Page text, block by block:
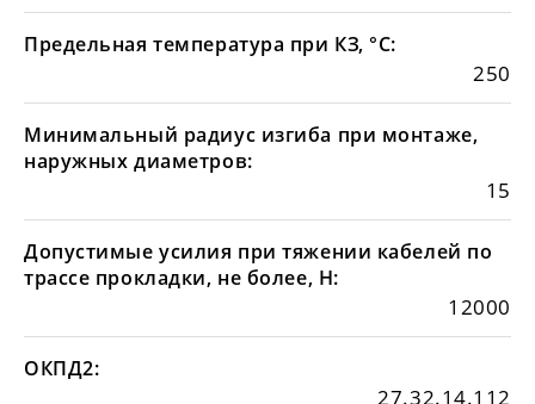
Предельная температура при КЗ, °С:
250
Минимальный радиус изгиба при монтаже,
наружных диаметров:
15
Допустимые усилия при тяжении кабелей по
трассе прокладки, не более, Н:
12000
ОКПД2:
27.32.14.112